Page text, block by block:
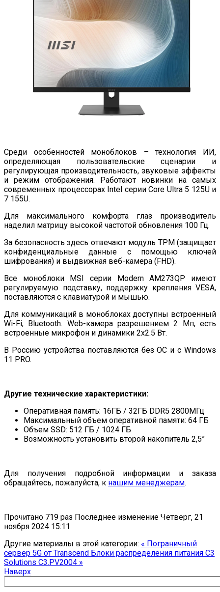
Среди особенностей моноблоков – технология ИИ,
определяющая пользовательские сценарии и
регулирующая производительность, звуковые эффекты
и режим отображения. Работают новинки на самых
современных процессорах Intel серии Core Ultra 5 125U и
7 155U.
Для максимального комфорта глаз производитель
наделил матрицу высокой частотой обновления 100 Гц.
За безопасность здесь отвечают модуль TPM (защищает
конфиденциальные данные с помощью ключей
шифрования) и выдвижная веб-камера (FHD).
Все моноблоки MSI серии Modern AM273QP имеют
регулируемую подставку, поддержку крепления VESA,
поставляются с клавиатурой и мышью.
Для коммуникаций в моноблоках доступны встроенный
Wi-Fi, Bluetooth. Web-камера разрешением 2 Мп, есть
встроенные микрофон и динамики 2х2.5 Вт.
В Россию устройства поставляются без ОС и с Windows
11 PRO.
Другие технические характеристики:
Оперативная память: 16ГБ / 32ГБ DDR5 2800МГц
Максимальный объем оперативной памяти: 64 ГБ
Объем SSD: 512 ГБ / 1024 ГБ
Возможность установить второй накопитель 2,5”
Для получения подробной информации и заказа
обращайтесь, пожалуйста, к нашим менеджерам.
Прочитано 719 раз Последнее изменение Четверг, 21
ноября 2024 15:11
Другие материалы в этой категории: « Пограничный
сервер 5G от Transcend Блоки распределения питания C3
Solutions C3.PV2004 »
Наверх